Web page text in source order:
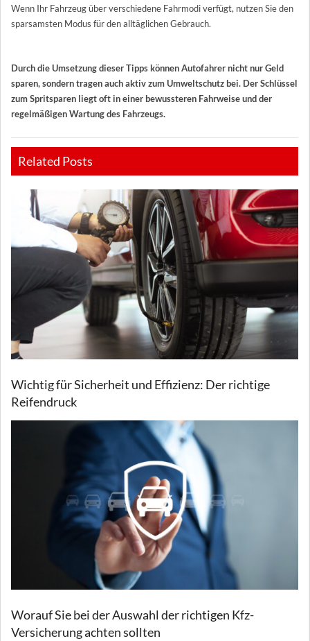
Wenn Ihr Fahrzeug über verschiedene Fahrmodi verfügt, nutzen Sie den
sparsamsten Modus für den alltäglichen Gebrauch.
Durch die Umsetzung dieser Tipps können Autofahrer nicht nur Geld
sparen, sondern tragen auch aktiv zum Umweltschutz bei. Der Schlüssel
zum Spritsparen liegt oft in einer bewussteren Fahrweise und der
regelmäßigen Wartung des Fahrzeugs.
Related Posts
Wichtig für Sicherheit und Effizienz: Der richtige
Reifendruck
Worauf Sie bei der Auswahl der richtigen Kfz-
Versicherung achten sollten